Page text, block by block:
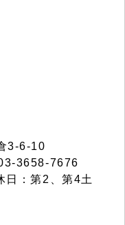
3-6-10
3658-7676
：第2、第4土